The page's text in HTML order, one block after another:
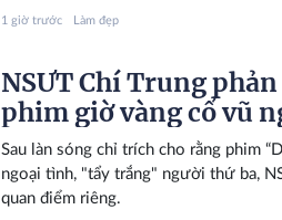
tờ gì và đăng ký như thế nào? Dưới
1 giờ trước Làm đẹp
NSƯT Chí Trung
phim giờ vàng cổ vũ
Sau làn sóng chỉ trích cho rằng phim
ngoại tình, "tẩy trắng" người thứ ba,
quan điểm riêng.